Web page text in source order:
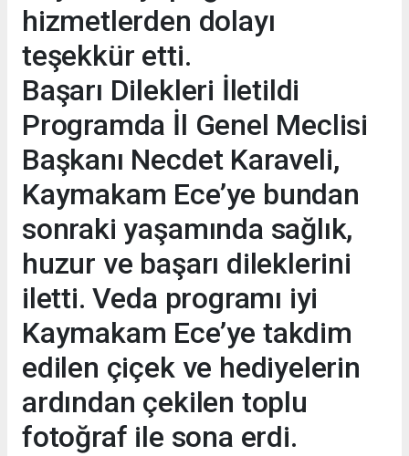
hizmetlerden dolayı
teşekkür etti.
Başarı Dilekleri İletildi
Programda İl Genel Meclisi
Başkanı Necdet Karaveli,
Kaymakam Ece’ye bundan
sonraki yaşamında sağlık,
huzur ve başarı dileklerini
iletti. Veda programı iyi
Kaymakam Ece’ye takdim
edilen çiçek ve hediyelerin
ardından çekilen toplu
fotoğraf ile sona erdi.